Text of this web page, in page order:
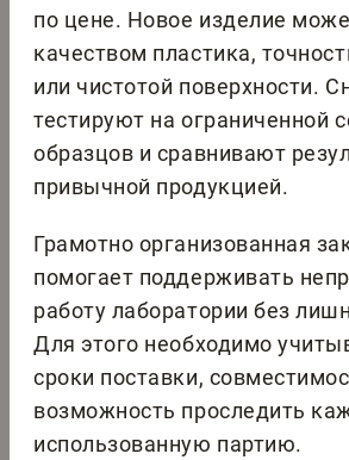
по цене. Новое изделие
качеством пластика,
или чистотой поверхности.
тестируют на ограниченной
образцов и сравнивают
привычной продукцией.
Грамотно организованная
помогает поддерживать
работу лаборатории без
Для этого необходимо
сроки поставки,
возможность проследить
использованную партию.